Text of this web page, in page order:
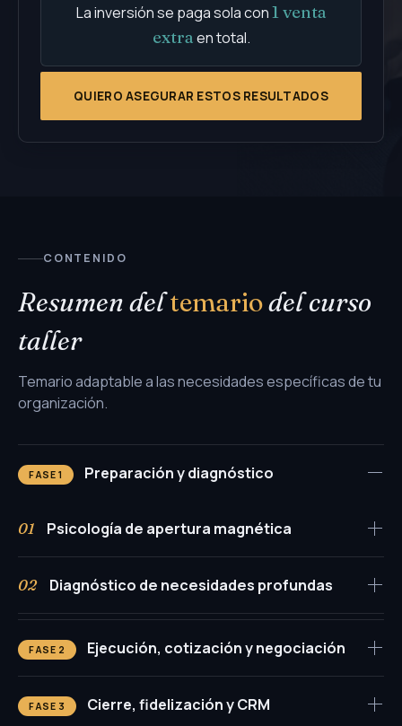
La inversión se paga sola con1 venta
extraen total.
QUIERO ASEGURAR ESTOS RESULTADOS
CONTENIDO
Resumen deltemariodel curso
taller
Temario adaptable a las necesidades específicas de tu
organización.
FASE 1 Preparación y diagnóstico
01
Psicología de apertura magnética
Estrategias de conexión emocional desde el inicio
Palabras y frases que captan la atención del cliente
Descubre cómo iniciar cada interacción con el pie
02
Diagnóstico de necesidades profundas
Realizando preguntas inteligentes
Identificación de motivaciones y necesidades
ocultas
Escucha activa y análisis de respuestas
FASE 2 Ejecución, cotización y negociación
03
Cotizaciones que emocionan: mejores
FASE 3 Cierre, fidelización y CRM